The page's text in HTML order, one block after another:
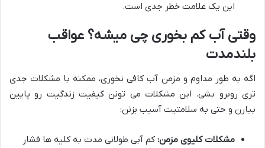
این یک علامت خطر جدی است.
وقتی آب کم بخوری چی میشه؟ عواقب
بلندمدت
اگه به طور مداوم و مزمن آب کافی نخوری، ممکنه با مشکلات جدی
تری روبرو بشی. این مشکلات می تونن کیفیت زندگیت رو پایین
بیارن و حتی به سلامتیت آسیب بزنن:
مشکلات کلیوی مزمن: کم آبی طولانی مدت به کلیه ها فشار